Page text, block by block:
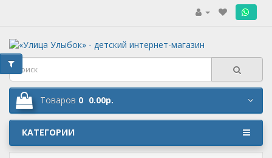
Товаров 0 0.00р.
КАТЕГОРИИ